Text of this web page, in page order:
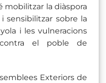
mobilitzar la diàspora
sensibilitzar sobre la
i les vulneracions
el poble de
Exteriors de